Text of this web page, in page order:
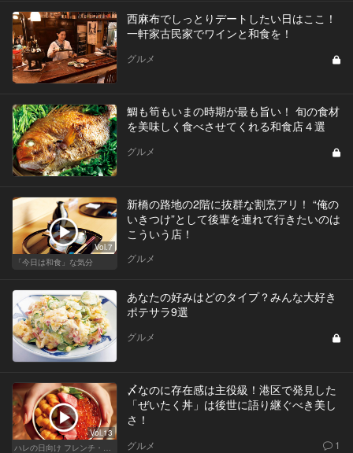
西麻布でしっとりデートしたい日はここ！
一軒家古民家でワインと和食を！
グルメ
鯛も筍もいまの時期が最も旨い！ 旬の食材
を美味しく食べさせてくれる和食店４選
グルメ
Vol.7
「今日は和食」な気分
新橋の路地の2階に抜群な割烹アリ！ “俺の
いきつけ”として後輩を連れて行きたいのは
こういう店！
グルメ
あなたの好みはどのタイプ？みんな大好き
ポテサラ9選
グルメ
Vol.13
〆なのに存在感は主役級！港区で発見した
「ぜいたく丼」は後世に語り継ぐべき美し
さ！
グルメ 1